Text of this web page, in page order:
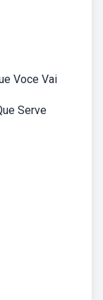
Voce Vai
Serve